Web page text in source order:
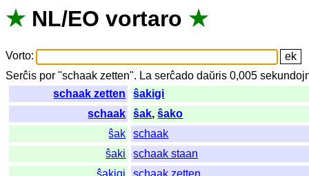
★ NL/EO vortaro ★
Vorto:
Serĉis por "schaak zetten". La serĉado daŭris 0,005
schaak zetten
ŝakigi
schaak
ŝak,ŝako
ŝak
schaak
ŝaki
schaak staan